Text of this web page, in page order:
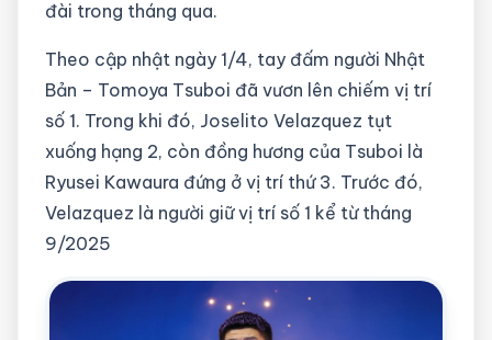
đài trong tháng qua.
Theo cập nhật ngày 1/4, tay đấm người Nhật
Bản – Tomoya Tsuboi đã vươn lên chiếm vị trí
số 1. Trong khi đó, Joselito Velazquez tụt
xuống hạng 2, còn đồng hương của Tsuboi là
Ryusei Kawaura đứng ở vị trí thứ 3. Trước đó,
Velazquez là người giữ vị trí số 1 kể từ tháng
9/2025